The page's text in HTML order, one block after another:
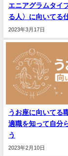
エニアグラムタイ
る人〉に向いてる
2023年3月17日
うお座に向いてる
適職を知って自分
う
2023年2月10日